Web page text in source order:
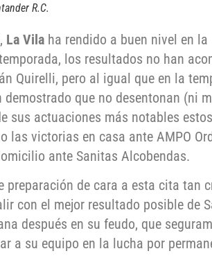
R.C.
La Vila ha rendido a buen nivel en
los resultados no han
Quirelli, pero al igual que en la
demostrado que no desentonan (ni
sus actuaciones más notables
las victorias en casa ante AMPO
ante Sanitas Alcobendas.
preparación de cara a esta cita tan
con el mejor resultado posible de
después en su feudo, que
a su equipo en la lucha por